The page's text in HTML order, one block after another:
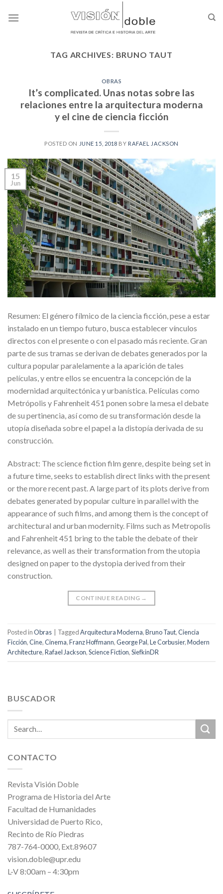
TAG ARCHIVES: BRUNO TAUT
OBRAS
It’s complicated. Unas notas sobre las
relaciones entre la arquitectura moderna
y el cine de ciencia ficción
POSTED ON JUNE 15, 2018 BY RAFAEL JACKSON
15
Jun
Resumen: El género fílmico de la ciencia ficción, pese a estar
instalado en un tiempo futuro, busca establecer vínculos
directos con el presente o con el pasado más reciente. Gran
parte de sus tramas se derivan de debates generados por la
cultura popular paralelamente a la aparición de tales
películas, y entre ellos se encuentra la concepción de la
modernidad arquitectónica y urbanística. Películas como
Metrópolis y Fahrenheit 451 ponen sobre la mesa el debate
de su pertinencia, así como de su transformación desde la
utopía diseñada sobre el papel a la distopía derivada de su
construcción.
Abstract: The science fiction film genre, despite being set in
a future time, seeks to establish direct links with the present
or the more recent past. A large part of its plots derive from
debates generated by popular culture in parallel with the
appearance of such films, and among them is the concept of
architectural and urban modernity. Films such as Metropolis
and Fahrenheit 451 bring to the table the debate of their
relevance, as well as their transformation from the utopia
designed on paper to the dystopia derived from their
construction.
CONTINUE READING →
Posted inObras TaggedArquitectura Moderna,Bruno Taut,Ciencia
Ficción,Cine,Cinema,Franz Hoffmann,George Pal,Le Corbusier,Modern
Architecture,Rafael Jackson,Science Fiction,SiefkinDR
BUSCADOR
CONTACTO
Revista Visión Doble
Programa de Historia del Arte
Facultad de Humanidades
Universidad de Puerto Rico,
Recinto de Río Piedras
787-764-0000, Ext.89607
vision.doble@upr.edu
L-V 8:00am – 4:30pm